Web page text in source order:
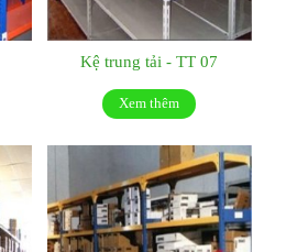
Kệ trung tải - TT 07
Xem thêm